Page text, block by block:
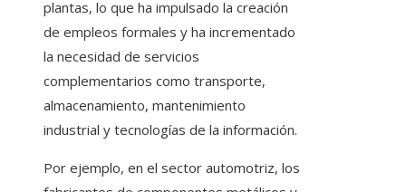
plantas, lo que ha impulsado la creación
de empleos formales y ha incrementado
la necesidad de servicios
complementarios como transporte,
almacenamiento, mantenimiento
industrial y tecnologías de la información.
Por ejemplo, en el sector automotriz, los